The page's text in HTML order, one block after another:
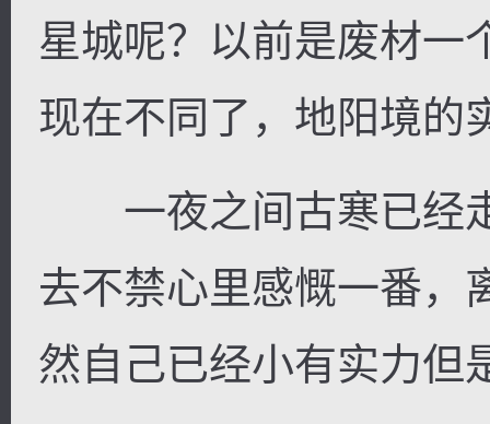
星城呢？以前是废材一
现在不同了，地阳境的
一夜之间古寒已经
去不禁心里感慨一番，
然自己已经小有实力但